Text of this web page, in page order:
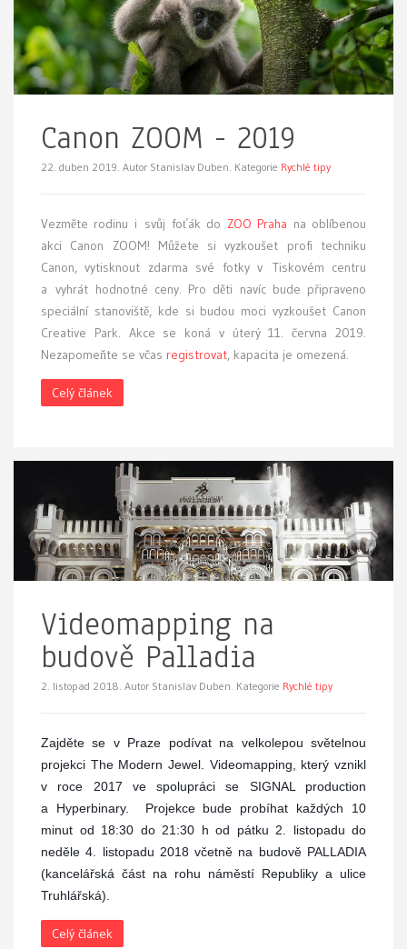
Canon ZOOM - 2019
22. duben 2019. Autor Stanislav Duben. Kategorie Rychlé tipy
Vezměte rodinu i svůj foťák do ZOO Praha na oblíbenou
akci Canon ZOOM! Můžete si vyzkoušet profi techniku
Canon, vytisknout zdarma své fotky v Tiskovém centru
a vyhrát hodnotné ceny. Pro děti navíc bude připraveno
speciální stanoviště, kde si budou moci vyzkoušet Canon
Creative Park. Akce se koná v úterý 11. června 2019.
Nezapomeňte se včas registrovat, kapacita je omezená.
Celý článek
Videomapping na
budově Palladia
2. listopad 2018. Autor Stanislav Duben. Kategorie Rychlé tipy
Zajděte se v Praze podívat na velkolepou světelnou
projekci The Modern Jewel. Videomapping, který vznikl
v roce 2017 ve spolupráci se SIGNAL production
a Hyperbinary. Projekce bude probíhat každých 10
minut od 18:30 do 21:30 h od pátku 2. listopadu do
neděle 4. listopadu 2018 včetně na budově PALLADIA
(kancelářská část na rohu náměstí Republiky a ulice
Truhlářská).
Celý článek